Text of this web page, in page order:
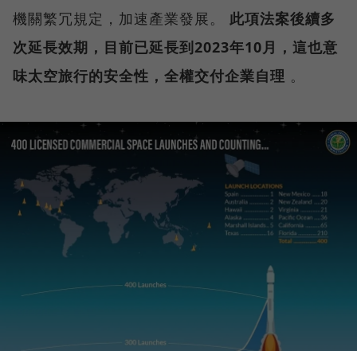
機關繁冗規定，加速產業發展。 此項法案後續多
次延長效期，目前已延長到2023年10月，這也意
味太空旅行的安全性，全權交付企業自理 。